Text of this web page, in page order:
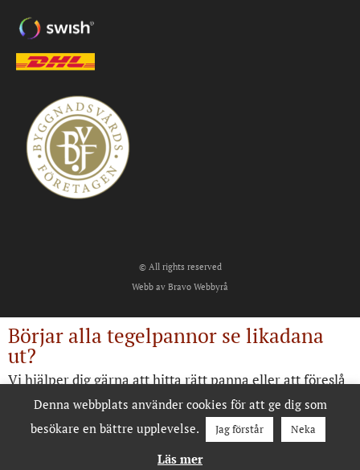
© All rights reserved
Webb av Bravo Webbyrå
Denna webbplats använder cookies för att ge dig som
besökare en bättre upplevelse.
Jag förstår Neka
Läs mer
Börjar alla tegelpannor se likadana
ut?
Vi hjälper dig gärna att hitta rätt panna eller att föreslå
alternativ.
Kontakta oss